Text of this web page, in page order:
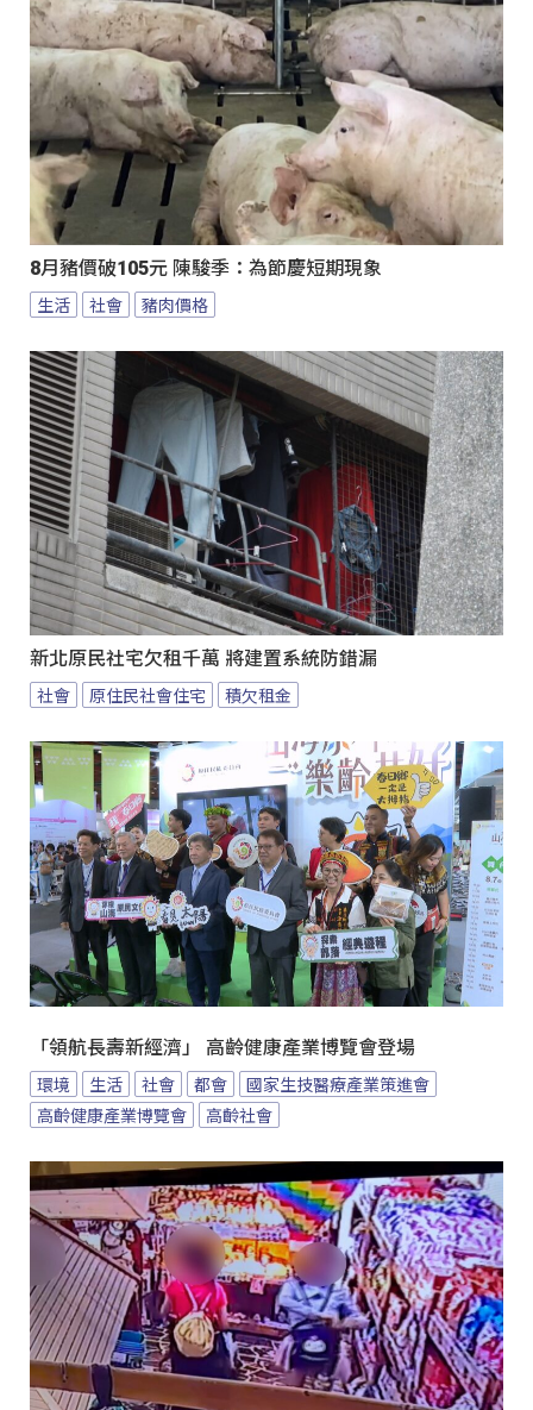
8月豬價破105元 陳駿季：為節慶短期現象
生活 社會 豬肉價格
新北原民社宅欠租千萬 將建置系統防錯漏
社會 原住民社會住宅 積欠租金
「領航長壽新經濟」 高齡健康產業博覽會登場
環境 生活 社會 都會
國家生技醫療產業策進會
高齡健康產業博覽會
高齡社會